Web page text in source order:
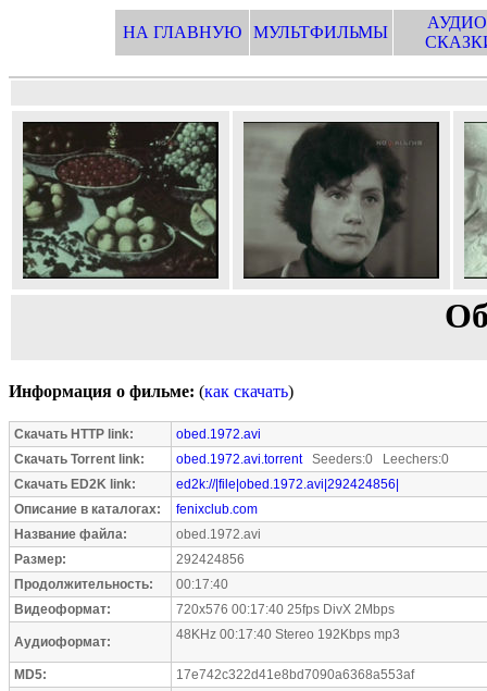
НА ГЛАВНУЮ МУЛЬТФИЛЬМЫ
Информация о фильме: (как скачать)
Скачать HTTP link:
obed.1972.avi
Скачать Torrent link:
obed.1972.avi.torrentSeeders:0 Leechers:0
Скачать ED2K link:
ed2k://|file|obed.1972.avi|292424856|
Описание в каталогах:
fenixclub.com
Название файла:
obed.1972.avi
Размер:
292424856
Продолжительность:
00:17:40
Видеоформат:
720x576 00:17:40 25fps DivX 2Mbps
Аудиоформат: 48KHz 00:17:40 Stereo 192Kbps mp3
MD5:
17e742c322d41e8bd7090a6368a553af